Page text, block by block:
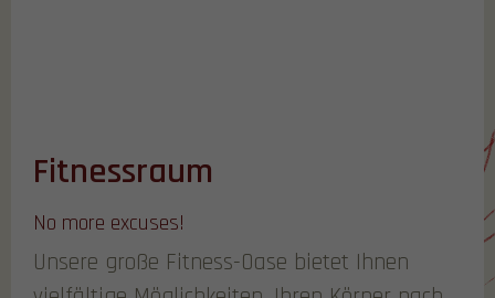
Fitnessraum
No more excuses!
Unsere große Fitness-Oase bietet Ihnen